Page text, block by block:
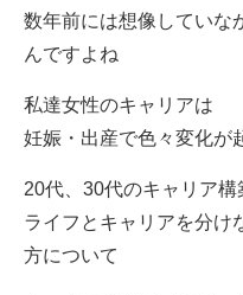
数年前には想像していな
んですよね
私達女性のキャリアは
妊娠・出産で色々変化が
20代、30代のキャリア構
ライフとキャリアを分け
方について